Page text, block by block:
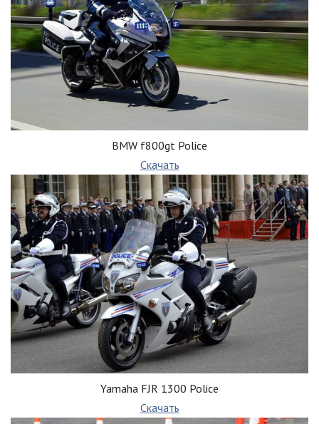
BMW f800gt Police
Скачать
Yamaha FJR 1300 Police
Скачать